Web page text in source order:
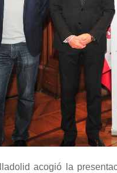
acogió la